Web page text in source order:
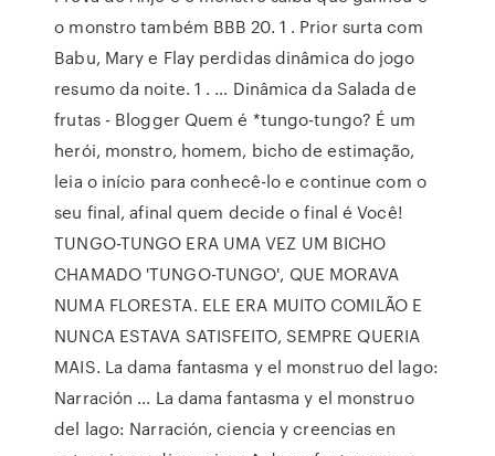
o monstro também BBB 20. 1 . Prior surta com
Babu, Mary e Flay perdidas dinâmica do jogo
resumo da noite. 1 . … Dinâmica da Salada de
frutas - Blogger Quem é *tungo-tungo? É um
herói, monstro, homem, bicho de estimação,
leia o início para conhecê-lo e continue com o
seu final, afinal quem decide o final é Você!
TUNGO-TUNGO ERA UMA VEZ UM BICHO
CHAMADO 'TUNGO-TUNGO', QUE MORAVA
NUMA FLORESTA. ELE ERA MUITO COMILÃO E
NUNCA ESTAVA SATISFEITO, SEMPRE QUERIA
MAIS. La dama fantasma y el monstruo del lago:
Narración ... La dama fantasma y el monstruo
del lago: Narración, ciencia y creencias en